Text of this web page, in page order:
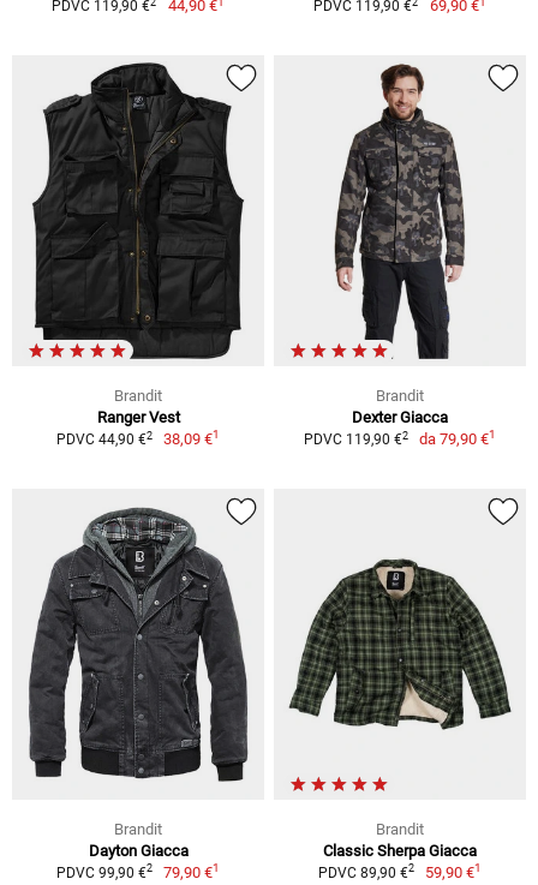
PDVC 119,90 € 44,90 € PDVC 119,90 € 69,90 €
Brandit
Ranger Vest
PDVC 44,90 €2 38,09 €1
Brandit
Dexter Giacca
PDVC 119,90 €2 da79,90 €1
Brandit
Dayton Giacca
PDVC 99,90 €2 79,90 €1
Brandit
Classic Sherpa Giacca
PDVC 89,90 €2 59,90 €1